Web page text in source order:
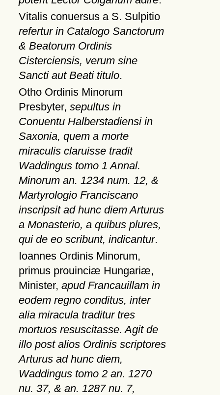
Vitalis conuersus a S. Sulpitio
refertur in Catalogo Sanctorum
& Beatorum Ordinis
Cisterciensis, verum sine
Sancti aut Beati titulo.
Otho Ordinis Minorum
Presbyter, sepultus in
Conuentu Halberstadiensi in
Saxonia, quem a morte
miraculis claruisse tradit
Waddingus tomo 1 Annal.
Minorum an. 1234 num. 12, &
Martyrologio Franciscano
inscripsit ad hunc diem Arturus
a Monasterio, a quibus plures,
qui de eo scribunt, indicantur.
Ioannes Ordinis Minorum,
primus prouinciæ Hungariæ,
Minister, apud Francauillam in
eodem regno conditus, inter
alia miracula traditur tres
mortuos resuscitasse. Agit de
illo post alios Ordinis scriptores
Arturus ad hunc diem,
Waddingus tomo 2 an. 1270
nu. 37, & an. 1287 nu. 7,